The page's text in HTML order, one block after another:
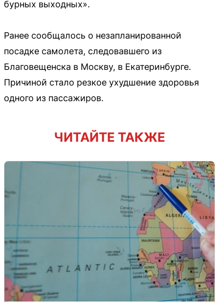
бурных выходных».
Ранее сообщалось о незапланированной
посадке самолета, следовавшего из
Благовещенска в Москву, в Екатеринбурге.
Причиной стало резкое ухудшение здоровья
одного из пассажиров.
ЧИТАЙТЕ ТАКЖЕ